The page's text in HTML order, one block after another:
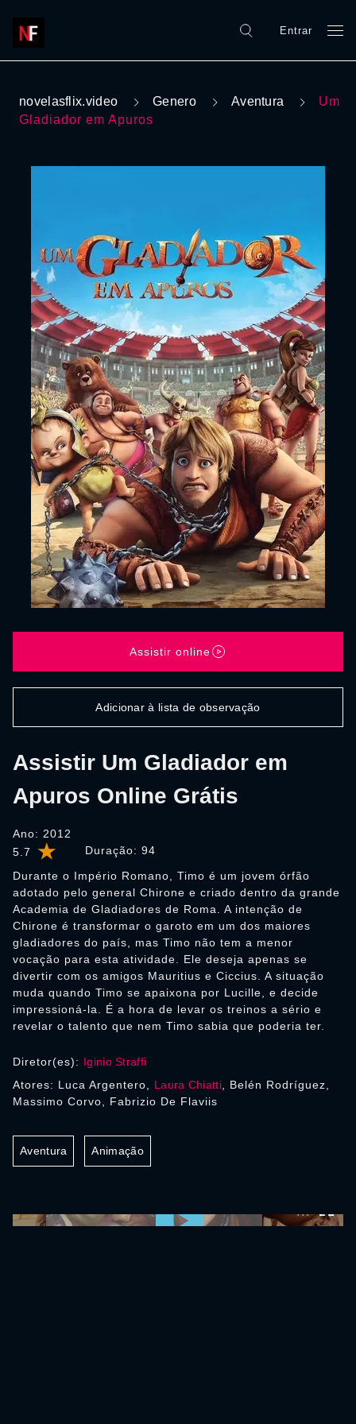
Entrar
novelasflix.video Genero Aventura
Um
Gladiador em Apuros
5.7 Duração: 94
Assistir Um Gladiador em
Apuros Online Grátis
Ano: 2012
Durante o Império Romano, Timo é um jovem órfão
adotado pelo general Chirone e criado dentro da grande
Academia de Gladiadores de Roma. A intenção de
Chirone é transformar o garoto em um dos maiores
gladiadores do país, mas Timo não tem a menor
vocação para esta atividade. Ele deseja apenas se
divertir com os amigos Mauritius e Ciccius. A situação
muda quando Timo se apaixona por Lucille, e decide
impressioná-la. É a hora de levar os treinos a sério e
revelar o talento que nem Timo sabia que poderia ter.
Assistir online
Adicionar à lista de observação
Diretor(es): Iginio Straffi
Atores: Luca Argentero, Laura Chiatti, Belén Rodríguez,
Massimo Corvo, Fabrizio De Flaviis
Aventura Animação